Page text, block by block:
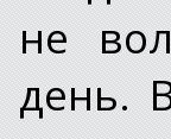
не
день.